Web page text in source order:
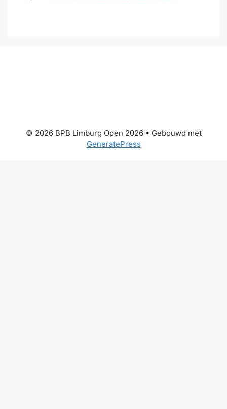
© 2026 BPB Limburg Open 2026• Gebouwd met
GeneratePress